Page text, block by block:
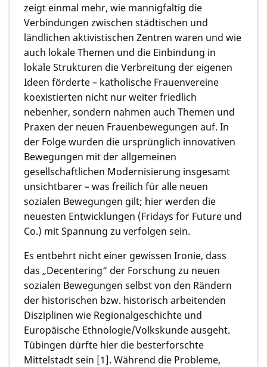
zeigt einmal mehr, wie mannigfaltig die
Verbindungen zwischen städtischen und
ländlichen aktivistischen Zentren waren und wie
auch lokale Themen und die Einbindung in
lokale Strukturen die Verbreitung der eigenen
Ideen förderte – katholische Frauenvereine
koexistierten nicht nur weiter friedlich
nebenher, sondern nahmen auch Themen und
Praxen der neuen Frauenbewegungen auf. In
der Folge wurden die ursprünglich innovativen
Bewegungen mit der allgemeinen
gesellschaftlichen Modernisierung insgesamt
unsichtbarer – was freilich für alle neuen
sozialen Bewegungen gilt; hier werden die
neuesten Entwicklungen (Fridays for Future und
Co.) mit Spannung zu verfolgen sein.
Es entbehrt nicht einer gewissen Ironie, dass
das „Decentering“ der Forschung zu neuen
sozialen Bewegungen selbst von den Rändern
der historischen bzw. historisch arbeitenden
Disziplinen wie Regionalgeschichte und
Europäische Ethnologie/Volkskunde ausgeht.
Tübingen dürfte hier die besterforschte
Mittelstadt sein [1]. Während die Probleme,